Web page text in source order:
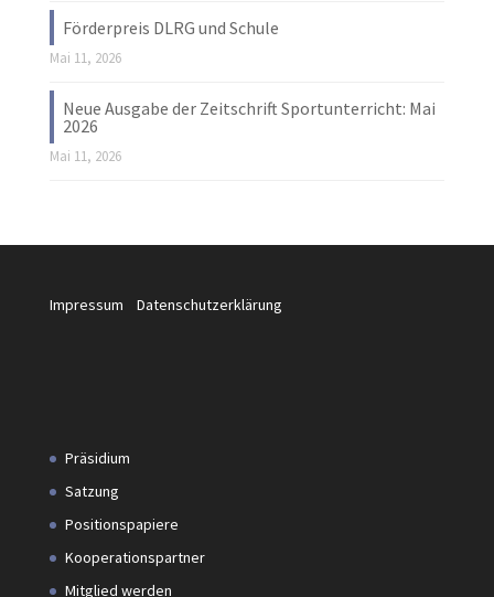
Förderpreis DLRG und Schule
Mai 11, 2026
Neue Ausgabe der Zeitschrift Sportunterricht: Mai
2026
Mai 11, 2026
Impressum Datenschutzerklärung
Präsidium
Satzung
Positionspapiere
Kooperationspartner
Mitglied werden